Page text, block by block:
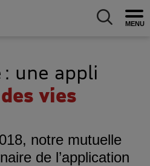
à l'accueil Allez au
une appli
vies
notre mutuelle
de l’application